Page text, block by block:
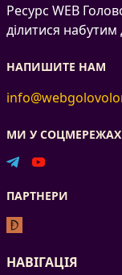
Ресурс WEB
ділитися
НАПИШИТЕ НАМ
МИ У СОЦМЕРЕЖАХ
ПАРТНЕРИ
НАВІГАЦІЯ